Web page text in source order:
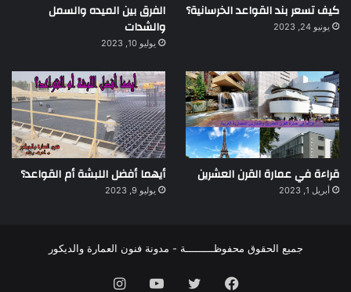
كيف تسعر بند القواعد الخرسانية؟
يونيو 24, 2023
الفرق بين الميده والسمل
والشدات
يوليو 10, 2023
قراءة في عمارة القرن العشرين
أبريل 1, 2023
أيهما أفضل اللبشة أم القواعد؟
يوليو 9, 2023
جميع الحقوق محفوظـــــــــة - مدونة فنون العمارة والديكور
فيسبوك تويتر يوتيوب